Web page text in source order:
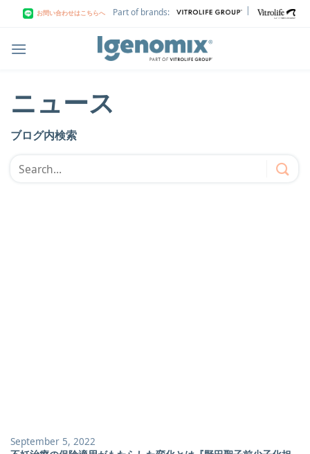
お問い合わせはこちらへ Part of brands: |
ニュース
ブログ内検索
September 5, 2022